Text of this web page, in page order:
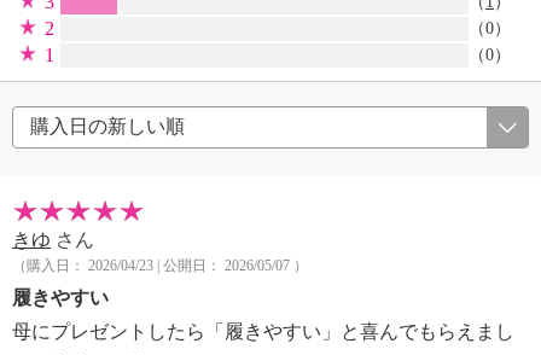
2 （0）
1 （0）
きゆ さん
（購入日： 2026/04/23 | 公開日： 2026/05/07 ）
履きやすい
母にプレゼントしたら「履きやすい」と喜んでもらえまし